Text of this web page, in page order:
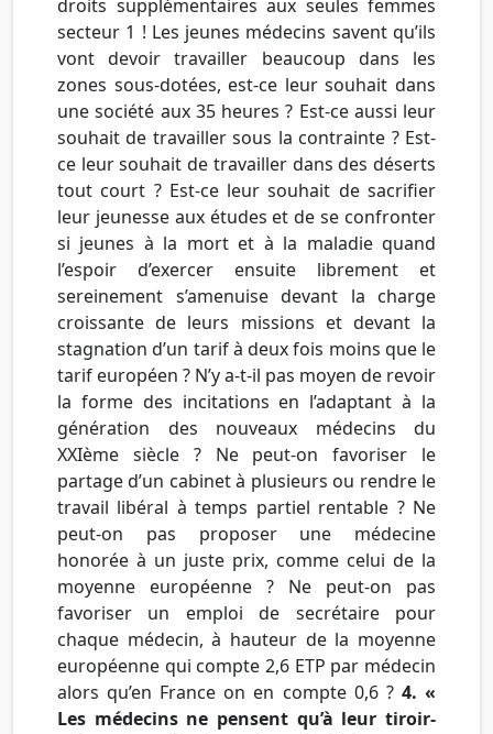
droits supplémentaires aux seules femmes
secteur 1 ! Les jeunes médecins savent qu’ils
vont devoir travailler beaucoup dans les
zones sous-dotées, est-ce leur souhait dans
une société aux 35 heures ? Est-ce aussi leur
souhait de travailler sous la contrainte ? Est-
ce leur souhait de travailler dans des déserts
tout court ? Est-ce leur souhait de sacrifier
leur jeunesse aux études et de se confronter
si jeunes à la mort et à la maladie quand
l’espoir d’exercer ensuite librement et
sereinement s’amenuise devant la charge
croissante de leurs missions et devant la
stagnation d’un tarif à deux fois moins que le
tarif européen ? N’y a-t-il pas moyen de revoir
la forme des incitations en l’adaptant à la
génération des nouveaux médecins du
XXIème siècle ? Ne peut-on favoriser le
partage d’un cabinet à plusieurs ou rendre le
travail libéral à temps partiel rentable ? Ne
peut-on pas proposer une médecine
honorée à un juste prix, comme celui de la
moyenne européenne ? Ne peut-on pas
favoriser un emploi de secrétaire pour
chaque médecin, à hauteur de la moyenne
européenne qui compte 2,6 ETP par médecin
alors qu’en France on en compte 0,6 ? 4. «
Les médecins ne pensent qu’à leur tiroir-